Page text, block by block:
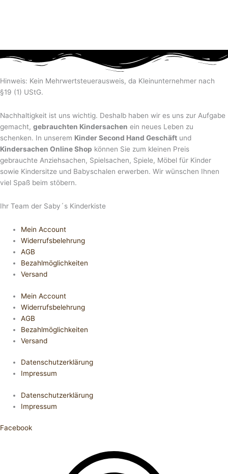
Hinweis: Kein Mehrwertsteuerausweis, da Kleinunternehmer nach
§19 (1) UStG.
Nachhaltigkeit ist uns wichtig. Deshalb haben wir es uns zur Aufgabe
gemacht, gebrauchten Kindersachen ein neues Leben zu
schenken. In unserem Kinder Second Hand Geschäft und
Kindersachen Online Shop können Sie zum kleinen Preis
gebrauchte Anziehsachen, Spiel­sachen, Spiele, Möbel für Kinder
sowie Kindersitze und Babyschalen erwerben. Wir wünschen Ihnen
viel Spaß beim stöbern.
Ihr Team der Saby´s Kinderkiste
Mein Account
Widerrufsbelehrung
AGB
Bezahlmöglichkeiten
Versand
Mein Account
Widerrufsbelehrung
AGB
Bezahlmöglichkeiten
Versand
Datenschutzerklärung
Impressum
Datenschutzerklärung
Impressum
Facebook